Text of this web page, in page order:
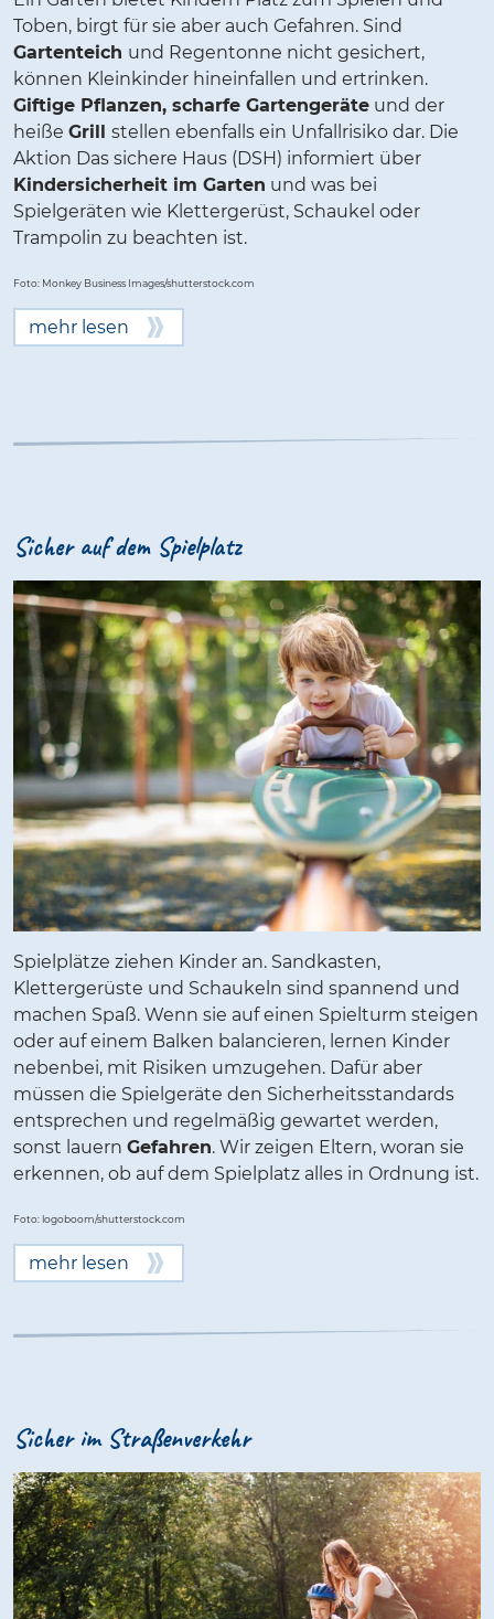
Toben, birgt für sie aber auch Gefahren. Sind
Gartenteich und Regentonne nicht gesichert,
können Kleinkinder hineinfallen und ertrinken.
Giftige Pflanzen, scharfe Gartengeräte und der
heiße Grill stellen ebenfalls ein Unfallrisiko dar. Die
Aktion Das sichere Haus (DSH) informiert über
Kindersicherheit im Garten und was bei
Spielgeräten wie Klettergerüst, Schaukel oder
Trampolin zu beachten ist.
Foto: Monkey Business Images/shutterstock.com
mehr lesen
Sicher auf dem Spielplatz
Spielplätze ziehen Kinder an. Sandkasten,
Klettergerüste und Schaukeln sind spannend und
machen Spaß. Wenn sie auf einen Spielturm steigen
oder auf einem Balken balancieren, lernen Kinder
nebenbei, mit Risiken umzugehen. Dafür aber
müssen die Spielgeräte den Sicherheitsstandards
entsprechen und regelmäßig gewartet werden,
sonst lauern Gefahren. Wir zeigen Eltern, woran sie
erkennen, ob auf dem Spielplatz alles in Ordnung ist.
Foto: logoboom/shutterstock.com
mehr lesen
Sicher im Straßenverkehr